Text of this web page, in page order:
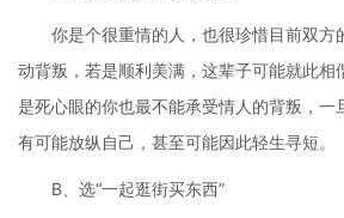
你是个很重情的人，也很珍惜目前双方
动背叛，若是顺利美满，这辈子可能就此相
是死心眼的你也最不能承受情人的背叛，一
有可能放纵自己，甚至可能因此轻生寻短。
B、选“一起逛街买东西”